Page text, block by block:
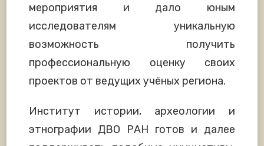
мероприятия и дало юным
исследователям уникальную
возможность получить
профессиональную оценку своих
проектов от ведущих учёных региона.
Институт истории, археологии и
этнографии ДВО РАН готов и далее